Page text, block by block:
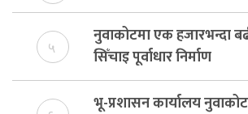
५
नुवाकोटमा एक हजारभन्दा
सिँचाइ पूर्वाधार निर्माण
भू-प्रशासन कार्यालय